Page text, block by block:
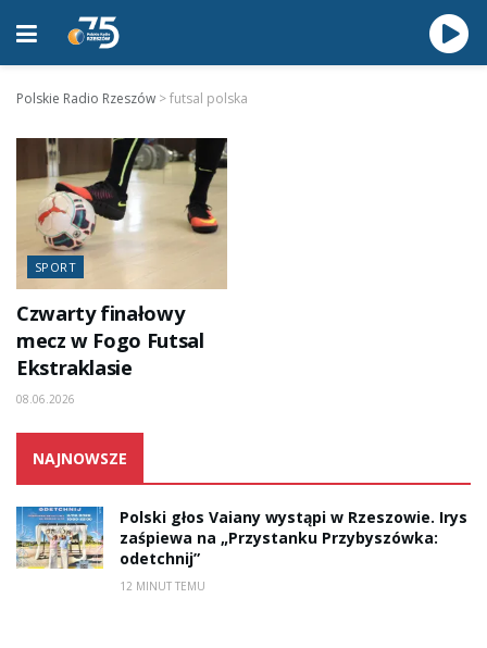
Polskie Radio Rzeszów >futsal polska
SPORT
Czwarty finałowy
mecz w Fogo Futsal
Ekstraklasie
08.06.2026
NAJNOWSZE
Polski głos Vaiany wystąpi w Rzeszowie. Irys
zaśpiewa na „Przystanku Przybyszówka:
odetchnij”
12 MINUT TEMU